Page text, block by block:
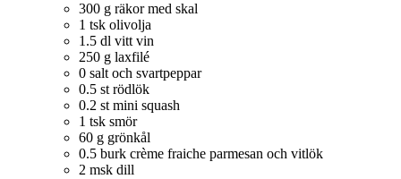
300 g räkor med skal
1 tsk olivolja
1.5 dl vitt vin
250 g laxfilé
0 salt och svartpeppar
0.5 st rödlök
0.2 st mini squash
1 tsk smör
60 g grönkål
0.5 burk crème fraiche parmesan och vitlök
2 msk dill